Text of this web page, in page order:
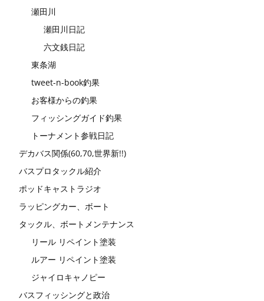
瀬田川
瀬田川日記
六文銭日記
東条湖
tweet-n-book釣果
お客様からの釣果
フィッシングガイド釣果
トーナメント参戦日記
デカバス関係(60,70,世界新!!)
バスプロタックル紹介
ポッドキャストラジオ
ラッピングカー、ボート
タックル、ボートメンテナンス
リール リペイント塗装
ルアー リペイント塗装
ジャイロキャノピー
バスフィッシングと政治